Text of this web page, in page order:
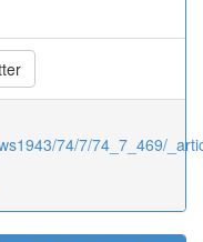
74/7/74_7_469/